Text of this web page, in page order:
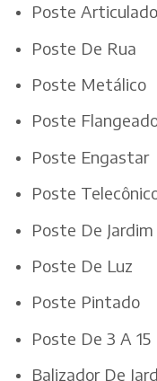
Poste Articulado
Poste De Rua
Poste Metálico
Poste
Poste Engastar
Poste
Poste De Jardim
Poste De Luz
Poste Pintado
Poste De 3 A
Balizador De